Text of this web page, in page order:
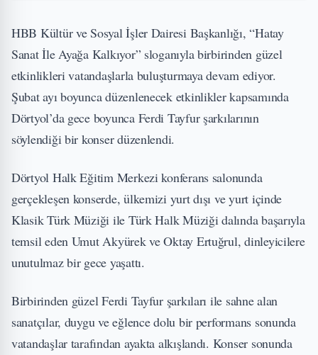
HBB Kültür ve Sosyal İşler Dairesi Başkanlığı, “Hatay
Sanat İle Ayağa Kalkıyor” sloganıyla birbirinden güzel
etkinlikleri vatandaşlarla buluşturmaya devam ediyor.
Şubat ayı boyunca düzenlenecek etkinlikler kapsamında
Dörtyol’da gece boyunca Ferdi Tayfur şarkılarının
söylendiği bir konser düzenlendi.
Dörtyol Halk Eğitim Merkezi konferans salonunda
gerçekleşen konserde, ülkemizi yurt dışı ve yurt içinde
Klasik Türk Müziği ile Türk Halk Müziği dalında başarıyla
temsil eden Umut Akyürek ve Oktay Ertuğrul, dinleyicilere
unutulmaz bir gece yaşattı.
Birbirinden güzel Ferdi Tayfur şarkıları ile sahne alan
sanatçılar, duygu ve eğlence dolu bir performans sonunda
vatandaşlar tarafından ayakta alkışlandı. Konser sonunda